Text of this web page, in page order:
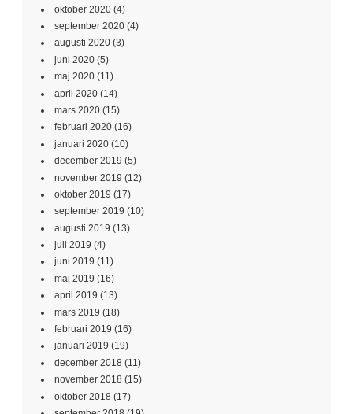
oktober 2020 (4)
september 2020 (4)
augusti 2020 (3)
juni 2020 (5)
maj 2020 (11)
april 2020 (14)
mars 2020 (15)
februari 2020 (16)
januari 2020 (10)
december 2019 (5)
november 2019 (12)
oktober 2019 (17)
september 2019 (10)
augusti 2019 (13)
juli 2019 (4)
juni 2019 (11)
maj 2019 (16)
april 2019 (13)
mars 2019 (18)
februari 2019 (16)
januari 2019 (19)
december 2018 (11)
november 2018 (15)
oktober 2018 (17)